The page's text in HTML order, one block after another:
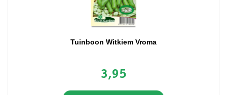
Tuinboon Witkiem Vroma
3,95